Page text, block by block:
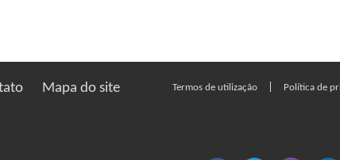
Mapa do site Termos de utilização Política de